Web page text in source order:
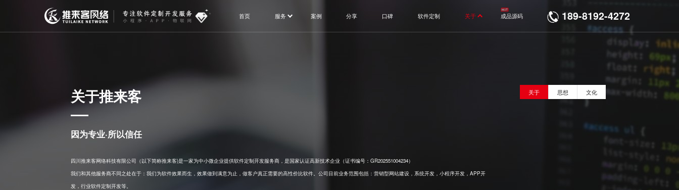
首页 服务 案例 分享 口碑 软件定制 关于 成品源码 189-8192-4272
关于 思想 文化
关于推来客
因为专业·所以信任
四川推来客网络科技有限公司（以下简称推来客)是一家为中小微企业提供软件定制开发服务商，是国家认证高新技术企业（证书编号：GR202551004234）
我们和其他服务商不同之处在于：我们为软件效果而生，效果做到满意为止，做客户真正需要的高性价比软件。公司目前业务范围包括：营销型网站建设，系统开发，小程序开发，APP开
发，行业软件定制开发等。